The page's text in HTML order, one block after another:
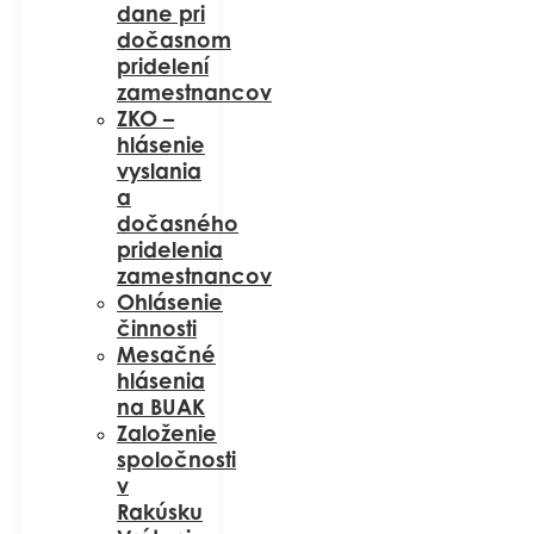
dane pri
dočasnom
pridelení
zamestnancov
ZKO –
hlásenie
vyslania
a
dočasného
pridelenia
zamestnancov
Ohlásenie
činnosti
Mesačné
hlásenia
na BUAK
Založenie
spoločnosti
v
Rakúsku